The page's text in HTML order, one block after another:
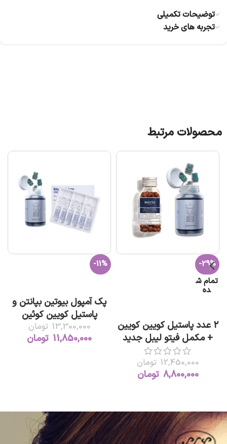
توضیحات تکمیلی
تجربه های خرید
محصولات مرتبط
-29%
تمام ش
ده
۲ عدد پاستیل کویین کویین
+ مکمل فیتو لیبل جدید
12,450,000 تومان
8,800,000 تومان
-11%
پک آمپول بیوتین بپانتن و
پاستیل کویین کوئین
13,300,000 تومان
11,850,000 تومان